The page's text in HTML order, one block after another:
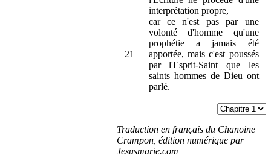
interprétation propre,
21
car ce n'est pas par une
volonté d'homme qu'une
prophétie a jamais été
apportée, mais c'est poussés
par l'Esprit-Saint que les
saints hommes de Dieu ont
parlé.
Traduction en français du Chanoine
Crampon, édition numérique par
Jesusmarie.com